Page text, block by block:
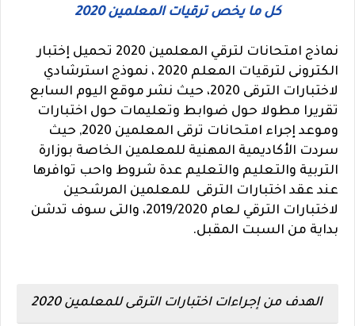
كل ما يخص ترقيات المعلمين 2020
نماذج امتحانات لترقي المعلمين 2020 تحميل إختبار
الكترونى لترقيات المعلم 2020 ، نموذج استرشادي
لاختبارات الترقى 2020، حيث نشر موقع اليوم السابع
تقريرا مطولا حول ضوابط وتعليمات حول اختبارات
وموعد إجراء امتحانات ترقى المعلمين 2020, حيث
سردت الأكاديمية المهنية للمعلمين الخاصة بوزارة
التربية والتعليم والتعليم عدة شروط واحب توافرها
عند عقد اختبارات الترقى للمعلمين المرشحين
لاختبارات الترقي لعام 2019/2020، والتى سوف تدشن
بداية من السبت المقبل.
الهدف من إجراءات اختبارات الترقى للمعلمين 2020